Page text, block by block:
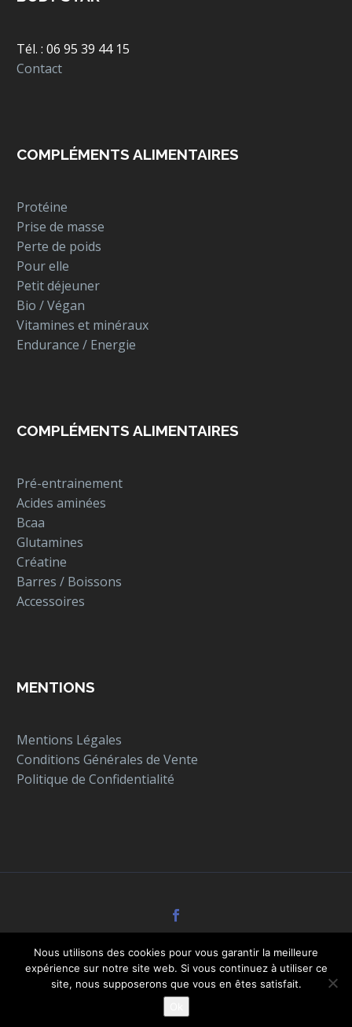
Tél. : 06 95 39 44 15
Contact
COMPLÉMENTS ALIMENTAIRES
Protéine
Prise de masse
Perte de poids
Pour elle
Petit déjeuner
Bio / Végan
Vitamines et minéraux
Endurance / Energie
COMPLÉMENTS ALIMENTAIRES
Pré-entrainement
Acides aminées
Bcaa
Glutamines
Créatine
Barres / Boissons
Accessoires
MENTIONS
Mentions Légales
Conditions Générales de Vente
Politique de Confidentialité
Nous utilisons des cookies pour vous garantir la meilleure
expérience sur notre site web. Si vous continuez à utiliser ce
site, nous supposerons que vous en êtes satisfait.